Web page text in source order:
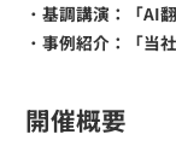
基調講演：「AI
事例紹介：「当
開催概要